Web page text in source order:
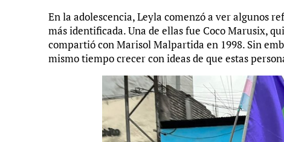
En la adolescencia, Leyla comenzó a ver algunos
más identificada. Una de ellas fue Coco Marusix,
compartió con Marisol Malpartida en 1998. Sin
mismo tiempo crecer con ideas de que estas